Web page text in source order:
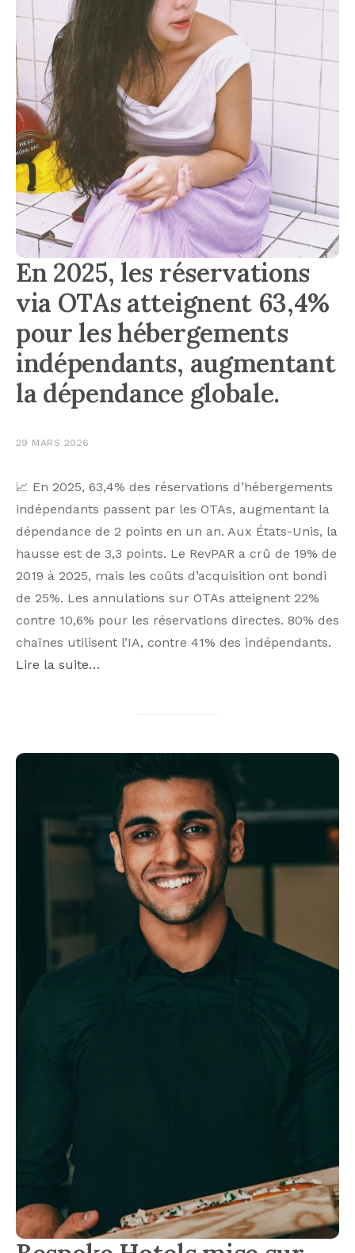
En 2025, les réservations
via OTAs atteignent 63,4%
pour les hébergements
indépendants, augmentant
la dépendance globale.
29 MARS 2026
📈 En 2025, 63,4% des réservations d’hébergements
indépendants passent par les OTAs, augmentant la
dépendance de 2 points en un an. Aux États-Unis, la
hausse est de 3,3 points. Le RevPAR a crû de 19% de
2019 à 2025, mais les coûts d’acquisition ont bondi
de 25%. Les annulations sur OTAs atteignent 22%
contre 10,6% pour les réservations directes. 80% des
chaînes utilisent l’IA, contre 41% des indépendants.
Lire la suite…